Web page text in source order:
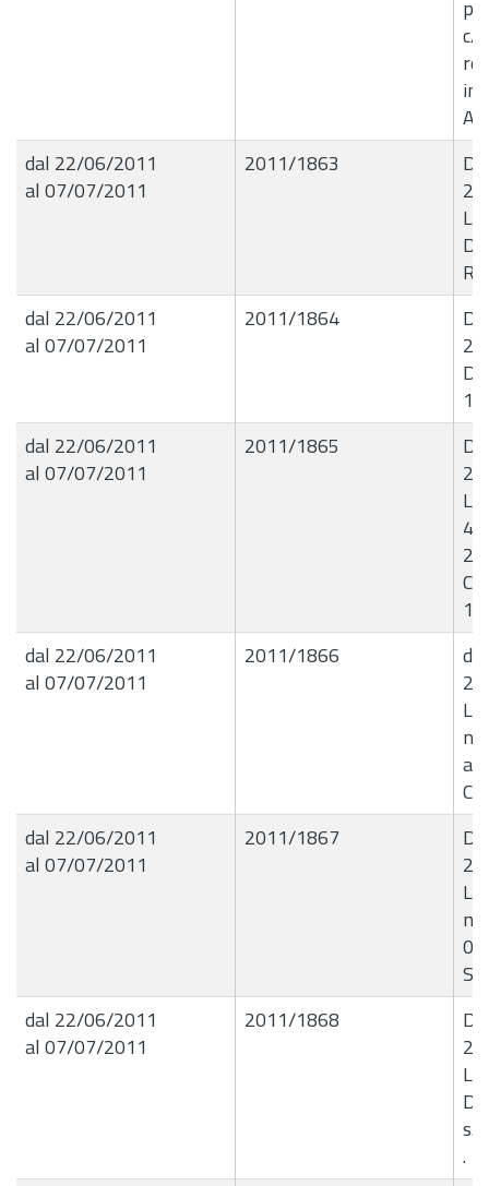
c/
dal 22/06/2011
al 07/07/2011
2011/1863
dal 22/06/2011
al 07/07/2011
2011/1864
dal 22/06/2011
al 07/07/2011
2011/1865
dal 22/06/2011
al 07/07/2011
2011/1866
dal 22/06/2011
al 07/07/2011
2011/1867
dal 22/06/2011
al 07/07/2011
2011/1868
.